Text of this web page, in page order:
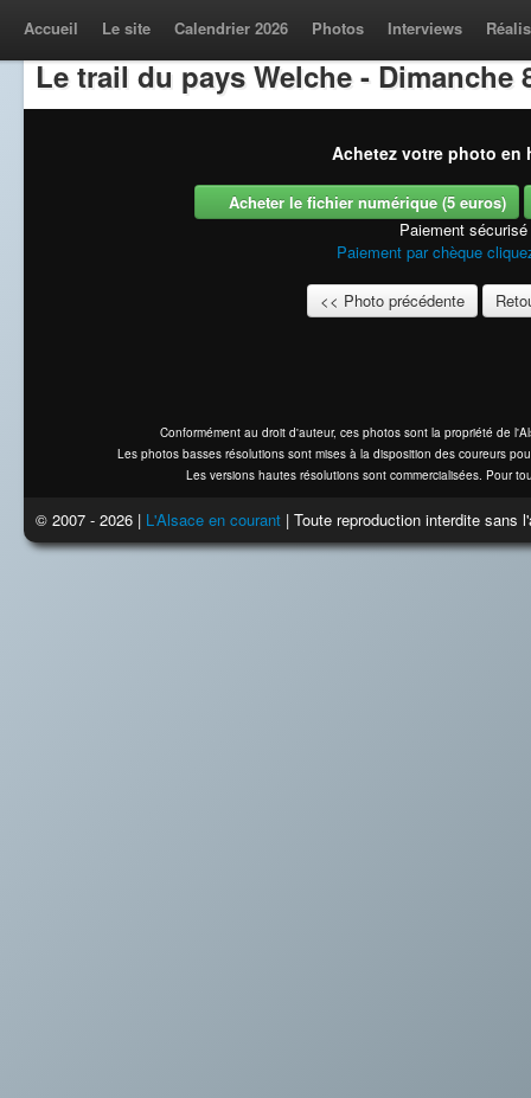
Accueil Le site Calendrier 2026 Photos Interviews
Le trail du pays Welche - Dimanche
Achetez votre photo en
Acheter le fichier numérique (5 euros)
Paiement
Paiement par chèque
<< Photo précédente
Conformément au droit d'auteur, ces photos sont la propriété de
Les photos basses résolutions sont mises à la disposition des coureurs
Les versions hautes résolutions sont commercialisées. Pour
© 2007 - 2026 | L'Alsace en courant | Toute reproduction interdite sans